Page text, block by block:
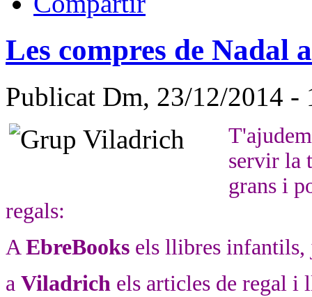
Les compres de Nadal
Publicat Dm, 23/12/2014 -
T
servir la
grans i
regals:
AEbreBooks els llibres infantils,
a Viladrich els articles de regal i